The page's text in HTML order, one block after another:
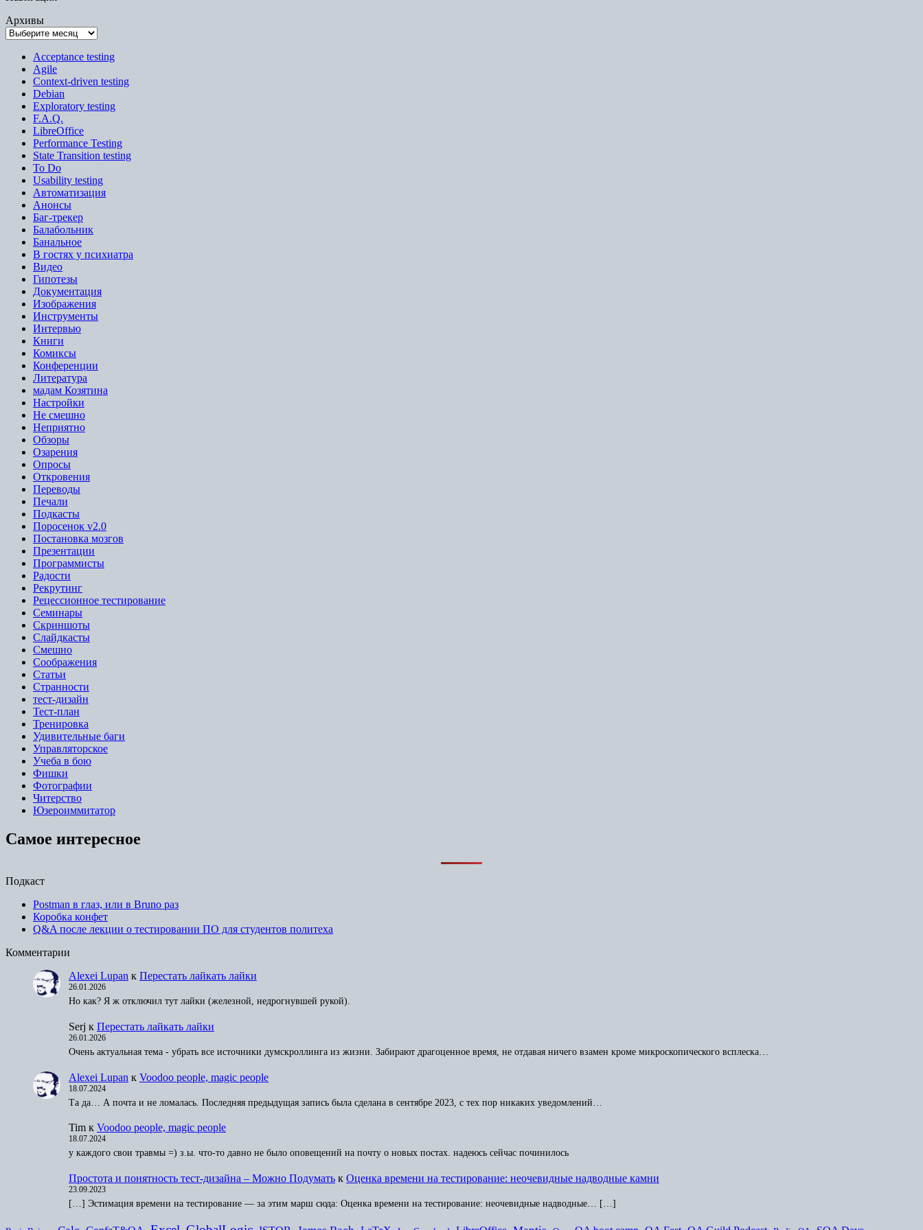
Архивы
Acceptance testing
Agile
Context-driven testing
Debian
Exploratory testing
F.A.Q.
LibreOffice
Performance Testing
State Transition testing
To Do
Usability testing
Автоматизация
Анонсы
Баг-трекер
Балабольник
Банальное
В гостях у психиатра
Видео
Гипотезы
Документация
Изображения
Инструменты
Интервью
Книги
Комиксы
Конференции
Литература
мадам Козятина
Настройки
Не смешно
Неприятно
Обзоры
Озарения
Опросы
Откровения
Переводы
Печали
Подкасты
Поросенок v2.0
Постановка мозгов
Презентации
Программисты
Радости
Рекрутинг
Рецессионное тестирование
Семинары
Скриншоты
Слайдкасты
Смешно
Соображения
Статьи
Странности
тест-дизайн
Тест-план
Тренировка
Удивительные баги
Управляторское
Учеба в бою
Фишки
Фотографии
Читерство
Юзероиммитатор
Самое интересное
Подкаст
Postman в глаз, или в Bruno раз
Коробка конфет
Q&A после лекции о тестировании ПО для студентов политеха
Комментарии
Alexei Lupan к Перестать лайкать лайки
26.01.2026
Но как? Я ж отключил тут лайки (железной, недрогнувшей рукой).
Serj к Перестать лайкать лайки
26.01.2026
Очень актуальная тема - убрать все источники думскроллинга из жизни. Забирают драгоценное время, не отдавая ничего взамен кроме микроскопического всплеска…
Alexei Lupan к Voodoo people, magic people
18.07.2024
Та да… А почта и не ломалась. Последняя предыдущая запись была сделана в сентябре 2023, с тех пор никаких уведомлений…
Tim к Voodoo people, magic people
18.07.2024
у каждого свои травмы =) з.ы. что-то давно не было оповещений на почту о новых постах. надеюсь сейчас починилось
Простота и понятность тест-дизайна – Можно Подумать к Оценка времени на тестирование: неочевидные надводные камни
23.09.2023
[…] Эстимация времени на тестирование — за этим марш сюда: Оценка времени на тестирование: неочевидные надводные… […]